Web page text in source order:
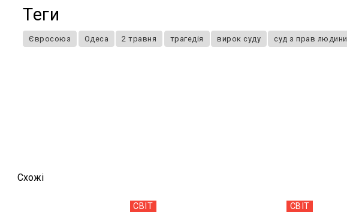
Теги
Євросоюз Одеса 2 травня трагедія вирок суду суд з прав людини
Схожi
СВІТ СВІТ